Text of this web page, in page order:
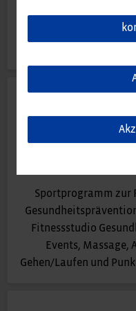
Gesellschaft ändert
ermöglichen wir
Sportprogramm zur
Fitnessstudio
Events, Massage,
Gehen/Laufen und